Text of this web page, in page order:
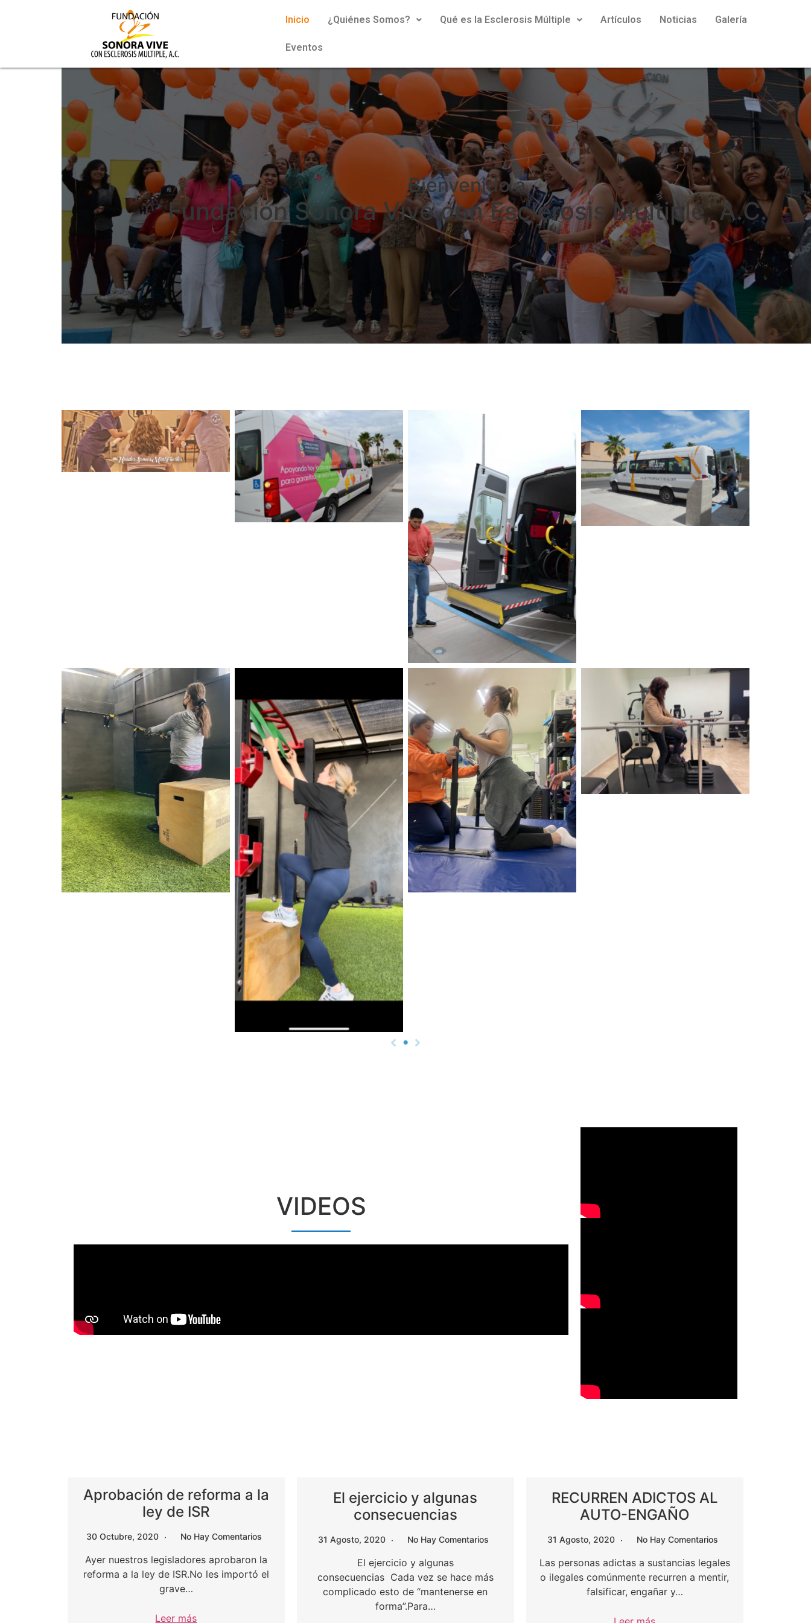
Inicio ¿Quiénes Somos? Qué es la Esclerosis Múltiple Artículos Noticias Galería
Eventos
Bienvenido a
Fundación Sonora Vive con Esclerosis Múltiple, A.C.
VIDEOS
Aprobación de reforma a la
ley de ISR
30 Octubre, 2020 No Hay Comentarios
Ayer nuestros legisladores aprobaron la
reforma a la ley de ISR.No les importó el
grave…
Leer más
El ejercicio y algunas
consecuencias
31 Agosto, 2020 No Hay Comentarios
El ejercicio y algunas
consecuencias Cada vez se hace más
complicado esto de “mantenerse en
forma”.Para…
RECURREN ADICTOS AL
AUTO-ENGAÑO
31 Agosto, 2020 No Hay Comentarios
Las personas adictas a sustancias legales
o ilegales comúnmente recurren a mentir,
falsificar, engañar y…